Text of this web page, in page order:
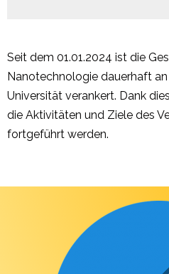
Seit dem 01.01.2024 ist die
Nanotechnologie dauerhaft
Universität verankert. Dank
die Aktivitäten und Ziele des
fortgeführt werden.